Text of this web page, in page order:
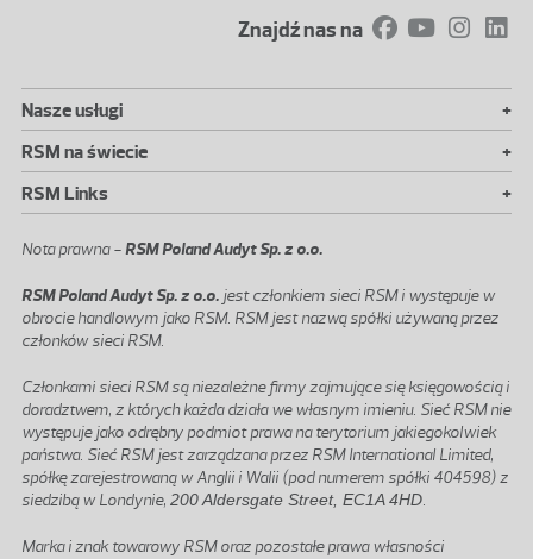
Znajdź nas na
Nasze usługi
+
RSM na świecie
+
RSM Links
+
Nota prawna -RSM Poland Audyt Sp. z o.o.
RSM Poland Audyt Sp. z o.o. jest członkiem sieci RSM i występuje w
obrocie handlowym jako RSM. RSM jest nazwą spółki używaną przez
członków sieci RSM.
Członkami sieci RSM są niezależne firmy zajmujące się księgowością i
doradztwem, z których każda działa we własnym imieniu. Sieć RSM nie
występuje jako odrębny podmiot prawa na terytorium jakiegokolwiek
państwa. Sieć RSM jest zarządzana przez RSM International Limited,
spółkę zarejestrowaną w Anglii i Walii (pod numerem spółki 404598) z
siedzibą w Londynie, 200 Aldersgate Street, EC1A 4HD.
Marka i znak towarowy RSM oraz pozostałe prawa własności